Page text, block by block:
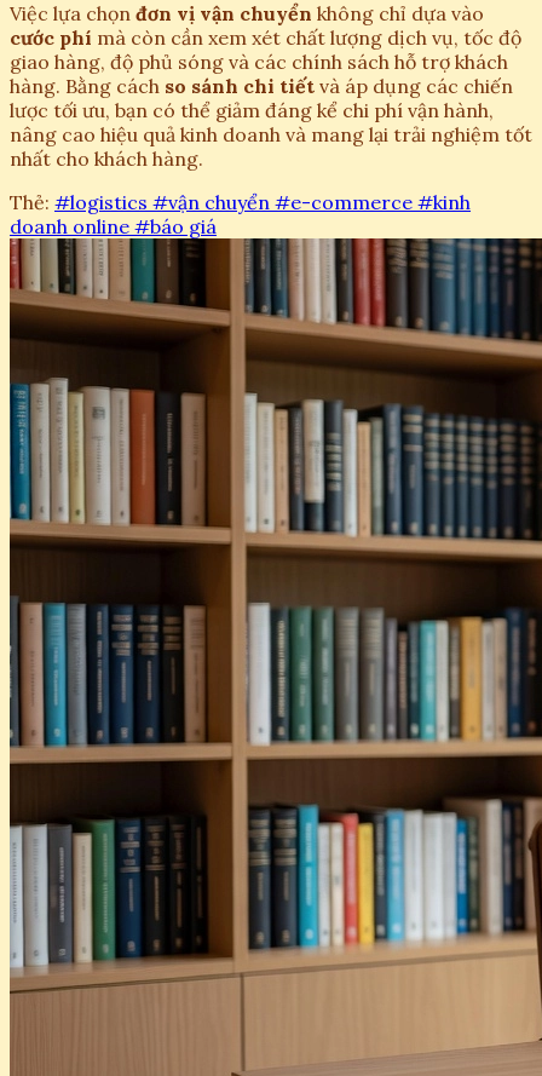
Việc lựa chọn đơn vị vận chuyển không chỉ dựa vào
cước phí mà còn cần xem xét chất lượng dịch vụ, tốc độ
giao hàng, độ phủ sóng và các chính sách hỗ trợ khách
hàng. Bằng cách so sánh chi tiết và áp dụng các chiến
lược tối ưu, bạn có thể giảm đáng kể chi phí vận hành,
nâng cao hiệu quả kinh doanh và mang lại trải nghiệm tốt
nhất cho khách hàng.
Thẻ: #logistics #vận chuyển #e-commerce #kinh
doanh online #báo giá